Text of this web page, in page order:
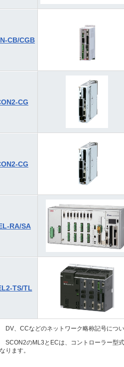
CB/CGB
CG
CG
RA/SA
TS/TL
DV、CCなどのネットワーク略称記号につい
SCON2のML3とECは、コントローラー型
ります。